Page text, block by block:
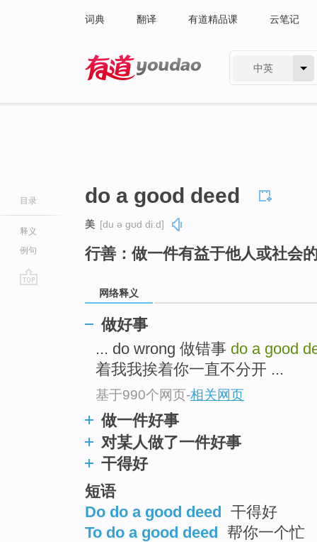
词典 翻译 有道精品课 云笔记
中英
目录
释义
例句
do a good deed
美 [du ə ɡʊd diːd]
行善：做一件有益于他人或社会
网络释义
做好事
... do wrong 做错事 do a good
着我我挨着你一直不分开 ...
基于990个网页-相关网页
做一件好事
对某人做了一件好事
干得好
短语
Do do a good deed 干得好
To do a good deed 帮你一个忙